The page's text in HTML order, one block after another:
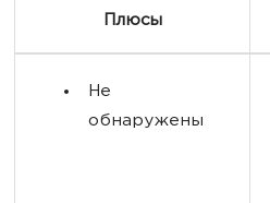
Плюсы
Не
обнаружены